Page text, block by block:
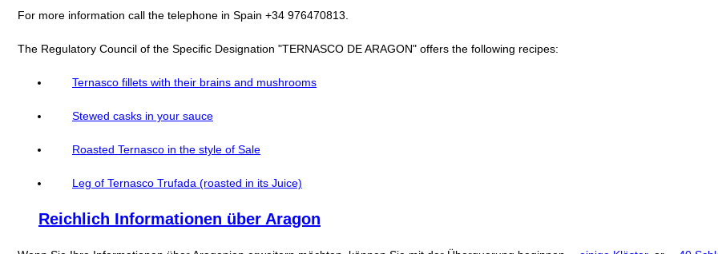
For more information call the telephone in Spain +34 976470813.
The Regulatory Council of the Specific Designation "TERNASCO DE ARAGON" offers the following recipes:
Ternasco fillets with their brains and mushrooms
Stewed casks in your sauce
Roasted Ternasco in the style of Sale
Leg of Ternasco Trufada (roasted in its Juice)
Reichlich Informationen über Aragon